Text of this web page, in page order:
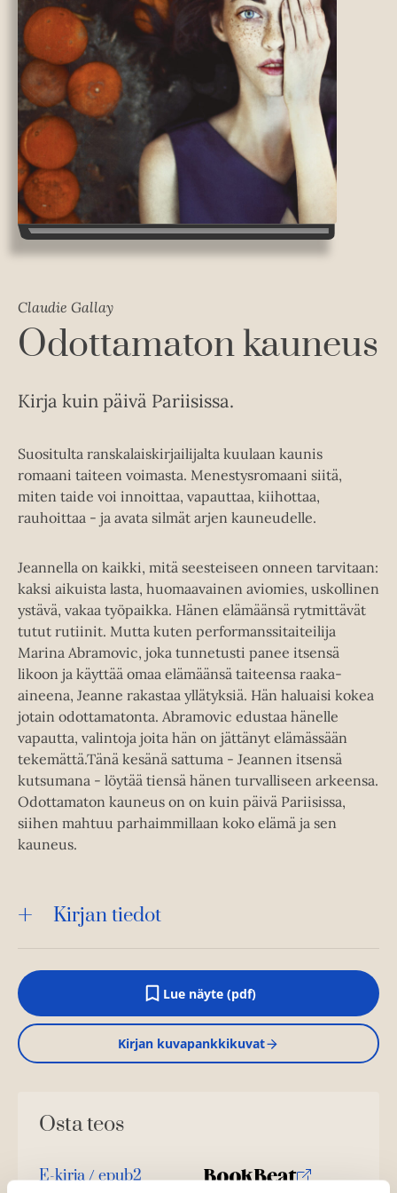
Claudie Gallay
Odottamaton kauneus
Kirja kuin päivä Pariisissa.
Suositulta ranskalaiskirjailijalta kuulaan kaunis
romaani taiteen voimasta. Menestysromaani siitä,
miten taide voi innoittaa, vapauttaa, kiihottaa,
rauhoittaa - ja avata silmät arjen kauneudelle.
Jeannella on kaikki, mitä seesteiseen onneen tarvitaan:
kaksi aikuista lasta, huomaavainen aviomies, uskollinen
ystävä, vakaa työpaikka. Hänen elämäänsä rytmittävät
tutut rutiinit. Mutta kuten performanssitaiteilija
Marina Abramovic, joka tunnetusti panee itsensä
likoon ja käyttää omaa elämäänsä taiteensa raaka-
aineena, Jeanne rakastaa yllätyksiä. Hän haluaisi kokea
jotain odottamatonta. Abramovic edustaa hänelle
vapautta, valintoja joita hän on jättänyt elämässään
tekemättä.Tänä kesänä sattuma - Jeannen itsensä
kutsumana - löytää tiensä hänen turvalliseen arkeensa.
Odottamaton kauneus on on kuin päivä Pariisissa,
siihen mahtuu parhaimmillaan koko elämä ja sen
kauneus.
Kirjan tiedot
Lue näyte (pdf)
A
u
k
e
a
n
v
Kirjan kuvapankkikuvat
Osta teos
K
E-kirja / epub2
B